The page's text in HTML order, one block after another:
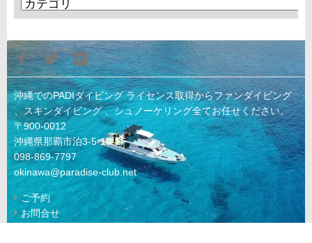
沖縄でのPADIダイビング ライセンス取得からファンダイビング
、スキンダイビング 、シュノーケリング全てお任せください。
〒900-0012
沖縄県那覇市泊3-5-10-1F
098-869-7797
okinawa@paradise-club.net
ご予約
お問合せ